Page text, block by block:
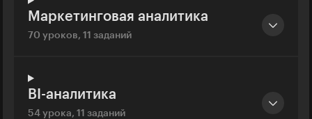
Маркетинговая аналитика
70 уроков, 11 заданий
BI-аналитика
54 урока, 11 заданий